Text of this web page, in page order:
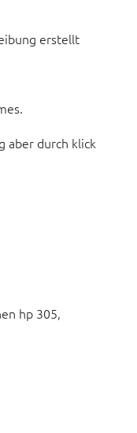
erstellt
aber durch klick
hp 305,